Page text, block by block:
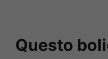
Questo